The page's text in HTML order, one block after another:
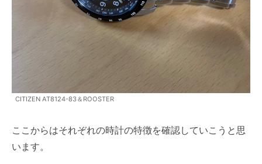
CITIZEN AT8124-83＆ROOSTER
ここからはそれぞれの時計の特徴を確認していこうと思
います。